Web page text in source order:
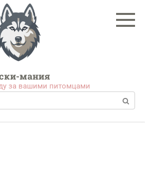
мания
за вашими питомцами